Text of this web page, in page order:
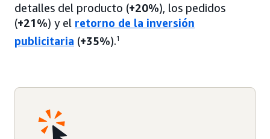
detalles del producto (+20%), los pedidos
(+21%) y el retorno de la inversión
publicitaria (+35%).1